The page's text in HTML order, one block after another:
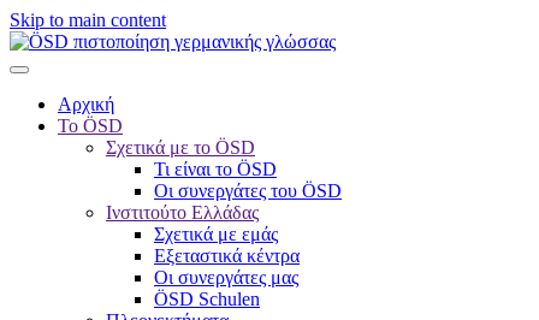
Skip to main content
Αρχική
Το ÖSD
Σχετικά με το ÖSD
Τι είναι το ÖSD
Οι συνεργάτες του ÖSD
Ινστιτούτο Ελλάδας
Σχετικά με εμάς
Εξεταστικά κέντρα
Οι συνεργάτες μας
ÖSD Schulen